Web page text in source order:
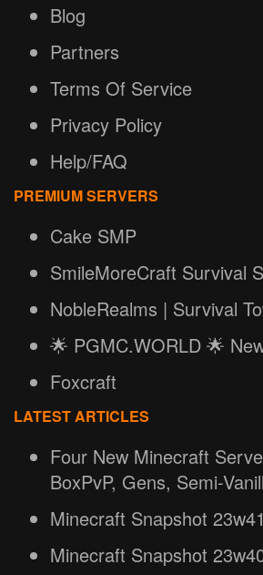
Blog
Partners
Terms Of Service
Privacy Policy
Help/FAQ
PREMIUM SERVERS
Cake SMP
SmileMoreCraft Survival
NobleRealms | Survival
🌟 PGMC.WORLD 🌟
Foxcraft
LATEST ARTICLES
Four New Minecraft
BoxPvP, Gens, Semi-
Minecraft Snapshot
Minecraft Snapshot